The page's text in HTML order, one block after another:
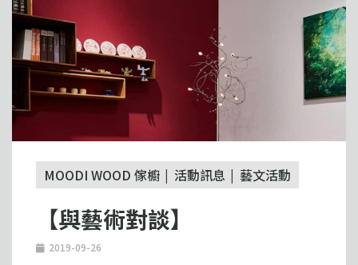
MOODI WOOD 傢櫥 活動訊息 藝文活動
【與藝術對談】
2019-09-26